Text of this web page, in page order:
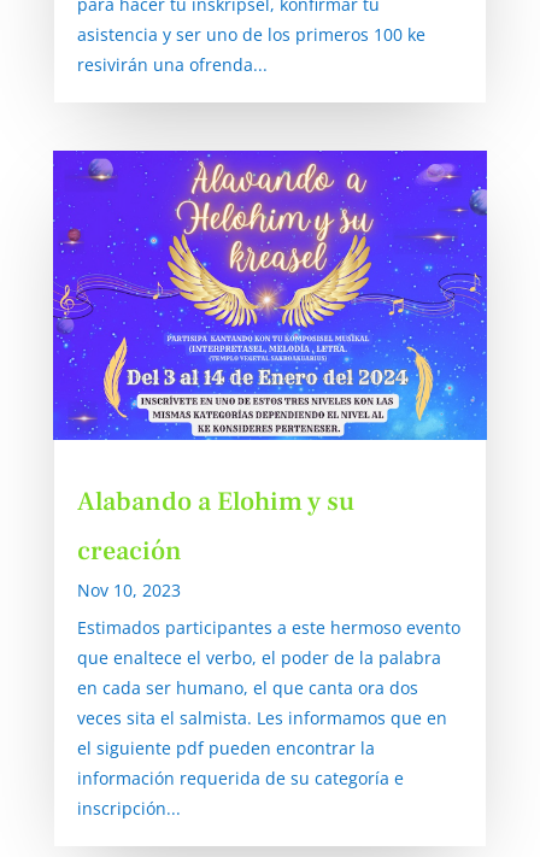
asistencia y ser uno de los primeros 100 ke
resivirán una ofrenda...
Alabando a Elohim y su
creación
Nov 10, 2023
Estimados participantes a este hermoso evento
que enaltece el verbo, el poder de la palabra
en cada ser humano, el que canta ora dos
veces sita el salmista. Les informamos que en
el siguiente pdf pueden encontrar la
información requerida de su categoría e
inscripción...